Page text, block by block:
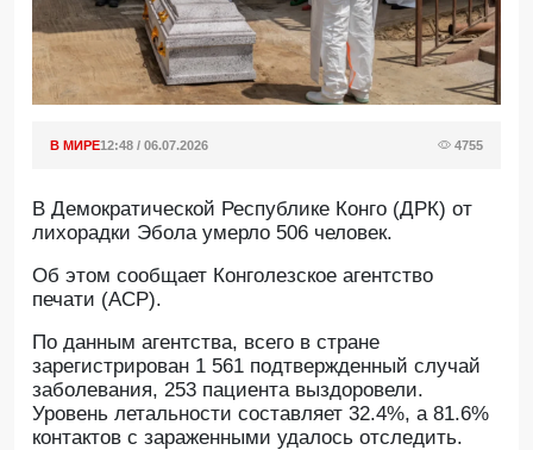
В МИРЕ12:48 / 06.07.2026 4755
В Демократической Республике Конго (ДРК) от
лихорадки Эбола умерло 506 человек.
Oб этом сообщает Конголезское агентство
печати (ACP).
По данным агентства, всего в стране
зарегистрирован 1 561 подтвержденный случай
заболевания, 253 пациента выздоровели.
Уровень летальности составляет 32.4%, а 81.6%
контактов с зараженными удалось отследить.